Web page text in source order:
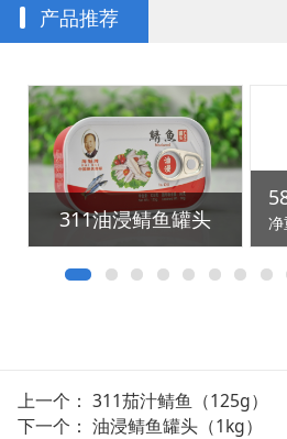
产品推荐
311油浸鲭鱼罐头
上一个： 311茄汁鲭鱼（125g）
下一个： 油浸鲭鱼罐头（1kg）